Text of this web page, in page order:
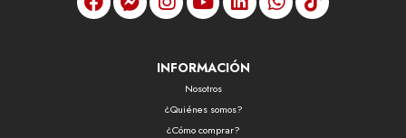
INFORMACIÓN
Nosotros
¿Quiénes somos?
¿Cómo comprar?